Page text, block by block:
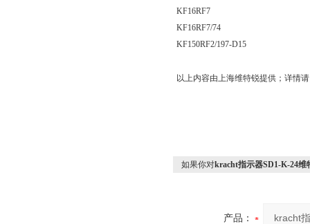
KF16RF7
KF16RF7/74
KF150RF2/197-D15
以上内容由上海维特锐提供；详情
如果你对kracht指示器SD1-K-24维
产品：